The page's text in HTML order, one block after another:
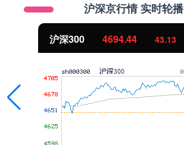
沪深京行情 实时轮播
沪深300 4694.44 43.13